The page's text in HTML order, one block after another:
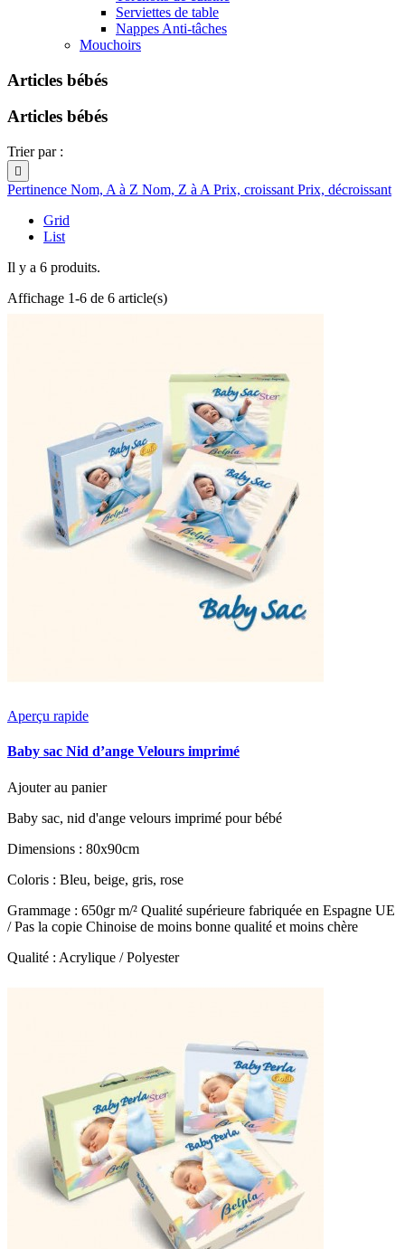
Serviettes de table
Nappes Anti-tâches
Mouchoirs
Articles bébés
Articles bébés
Trier par :

Pertinence Nom, A à Z Nom, Z à A Prix, croissant Prix, décroissant
Grid
List
Il y a 6 produits.
Affichage 1-6 de 6 article(s)
Aperçu rapide
Baby sac Nid d’ange Velours imprimé
Ajouter au panier
Baby sac, nid d'ange velours imprimé pour bébé
Dimensions : 80x90cm
Coloris : Bleu, beige, gris, rose
Grammage : 650gr m/² Qualité supérieure fabriquée en Espagne UE
/ Pas la copie Chinoise de moins bonne qualité et moins chère
Qualité : Acrylique / Polyester